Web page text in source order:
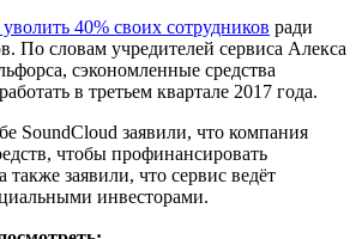
40% своих сотрудников ради
По словам учредителей сервиса Алекса
сэкономленные средства
в третьем квартале 2017 года.
SoundCloud заявили, что компания
чтобы профинансировать
также заявили, что сервис ведёт
инвесторами.